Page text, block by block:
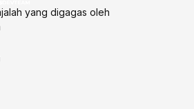
yang digagas oleh